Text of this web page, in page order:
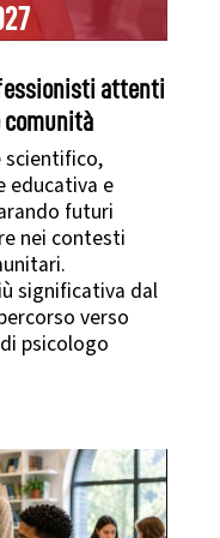
attenti
comunità
scientifico,
educativa e
futuri
nei contesti
significativa dal
verso
psicologo